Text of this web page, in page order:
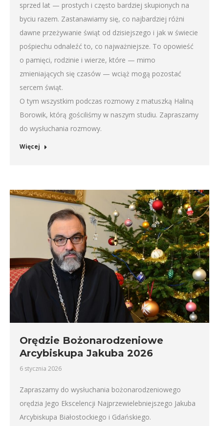
sprzed lat — prostych i często bardziej skupionych na
byciu razem. Zastanawiamy się, co najbardziej różni
dawne przeżywanie świąt od dzisiejszego i jak w świecie
pośpiechu odnaleźć to, co najważniejsze. To opowieść
o pamięci, rodzinie i wierze, które — mimo
zmieniających się czasów — wciąż mogą pozostać
sercem świąt.
O tym wszystkim podczas rozmowy z matuszką Haliną
Borowik, którą gościliśmy w naszym studiu. Zapraszamy
do wysłuchania rozmowy.
Więcej
Orędzie Bożonarodzeniowe
Arcybiskupa Jakuba 2026
6 stycznia 2026
Zapraszamy do wysłuchania bożonarodzeniowego
orędzia Jego Ekscelencji Najprzewielebniejszego Jakuba
Arcybiskupa Białostockiego i Gdańskiego.